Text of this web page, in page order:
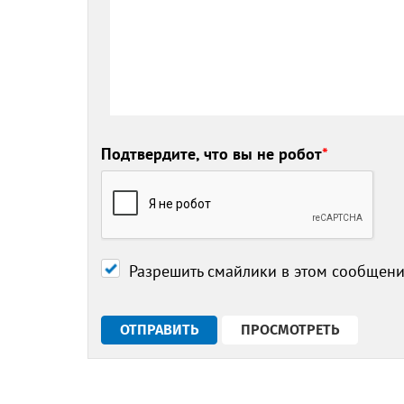
Подтвердите, что вы не робот*
Разрешить смайлики в этом